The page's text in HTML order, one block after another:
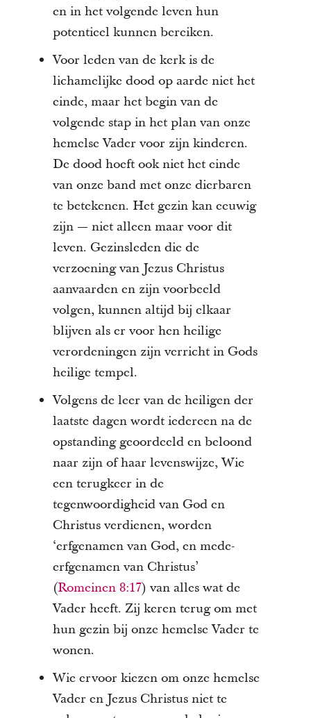
en in het volgende leven hun
potentieel kunnen bereiken.
Voor leden van de kerk is de
lichamelijke dood op aarde niet het
einde, maar het begin van de
volgende stap in het plan van onze
hemelse Vader voor zijn kinderen.
De dood hoeft ook niet het einde
van onze band met onze dierbaren
te betekenen. Het gezin kan eeuwig
zijn — niet alleen maar voor dit
leven. Gezinsleden die de
verzoening van Jezus Christus
aanvaarden en zijn voorbeeld
volgen, kunnen altijd bij elkaar
blijven als er voor hen heilige
verordeningen zijn verricht in Gods
heilige tempel.
Volgens de leer van de heiligen der
laatste dagen wordt iedereen na de
opstanding geoordeeld en beloond
naar zijn of haar levenswijze, Wie
een terugkeer in de
tegenwoordigheid van God en
Christus verdienen, worden
‘erfgenamen van God, en mede-
erfgenamen van Christus’
(Romeinen 8:17) van alles wat de
Vader heeft. Zij keren terug om met
hun gezin bij onze hemelse Vader te
wonen.
Wie ervoor kiezen om onze hemelse
Vader en Jezus Christus niet te